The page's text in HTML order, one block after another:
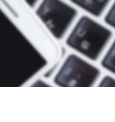
卒業生の声
受講料のお支払方法
W資格と就職サポート